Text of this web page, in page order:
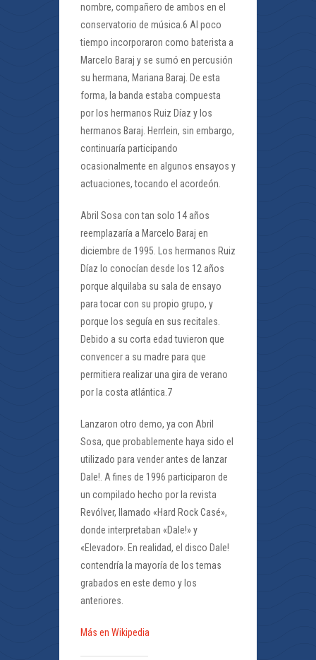
nombre, compañero de ambos en el
conservatorio de música.6 Al poco
tiempo incorporaron como baterista a
Marcelo Baraj y se sumó en percusión
su hermana, Mariana Baraj. De esta
forma, la banda estaba compuesta
por los hermanos Ruiz Díaz y los
hermanos Baraj. Herrlein, sin embargo,
continuaría participando
ocasionalmente en algunos ensayos y
actuaciones, tocando el acordeón.
Abril Sosa con tan solo 14 años
reemplazaría a Marcelo Baraj en
diciembre de 1995. Los hermanos Ruiz
Díaz lo conocían desde los 12 años
porque alquilaba su sala de ensayo
para tocar con su propio grupo, y
porque los seguía en sus recitales.
Debido a su corta edad tuvieron que
convencer a su madre para que
permitiera realizar una gira de verano
por la costa atlántica.7
Lanzaron otro demo, ya con Abril
Sosa, que probablemente haya sido el
utilizado para vender antes de lanzar
Dale!. A fines de 1996 participaron de
un compilado hecho por la revista
Revólver, llamado «Hard Rock Casé»,
donde interpretaban «Dale!» y
«Elevador». En realidad, el disco Dale!
contendría la mayoría de los temas
grabados en este demo y los
anteriores.
Más en Wikipedia